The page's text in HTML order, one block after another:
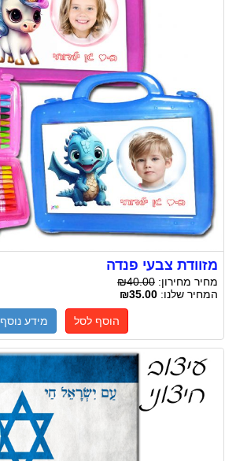
מזוודת צבעי פנדה
מחיר מחירון: ₪40.00
המחיר שלנו: ₪35.00
הוסף לסל מידע נוסף